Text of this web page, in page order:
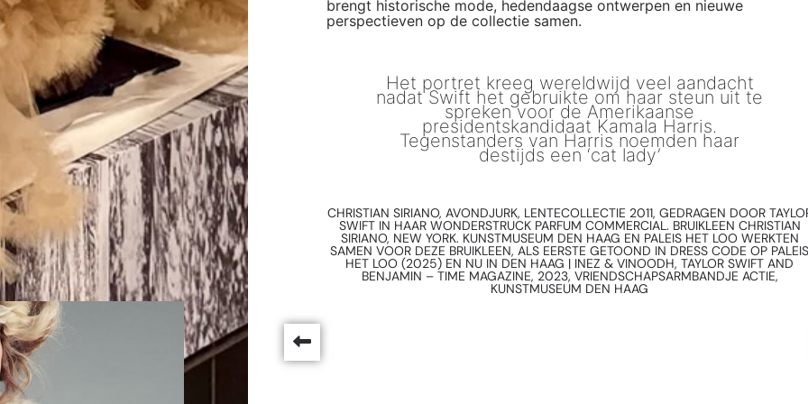
brengt historische mode, hedendaagse ontwerpen en nieuwe
perspectieven op de collectie samen.
Het portret kreeg wereldwijd veel aandacht
nadat Swift het gebruikte om haar steun uit te
spreken voor de Amerikaanse
presidentskandidaat Kamala Harris.
Tegenstanders van Harris noemden haar
destijds een ‘cat lady’
CHRISTIAN SIRIANO, AVONDJURK, LENTECOLLECTIE 2011, GEDRAGEN DOOR
SWIFT IN HAAR WONDERSTRUCK PARFUM COMMERCIAL. BRUIKLEEN CHRISTIAN
SIRIANO, NEW YORK. KUNSTMUSEUM DEN HAAG EN PALEIS HET LOO WERKTEN
SAMEN VOOR DEZE BRUIKLEEN, ALS EERSTE GETOOND IN DRESS CODE OP
HET LOO (2025) EN NU IN DEN HAAG | INEZ & VINOODH, TAYLOR SWIFT AND
BENJAMIN – TIME MAGAZINE, 2023, VRIENDSCHAPSARMBANDJE ACTIE,
KUNSTMUSEUM DEN HAAG